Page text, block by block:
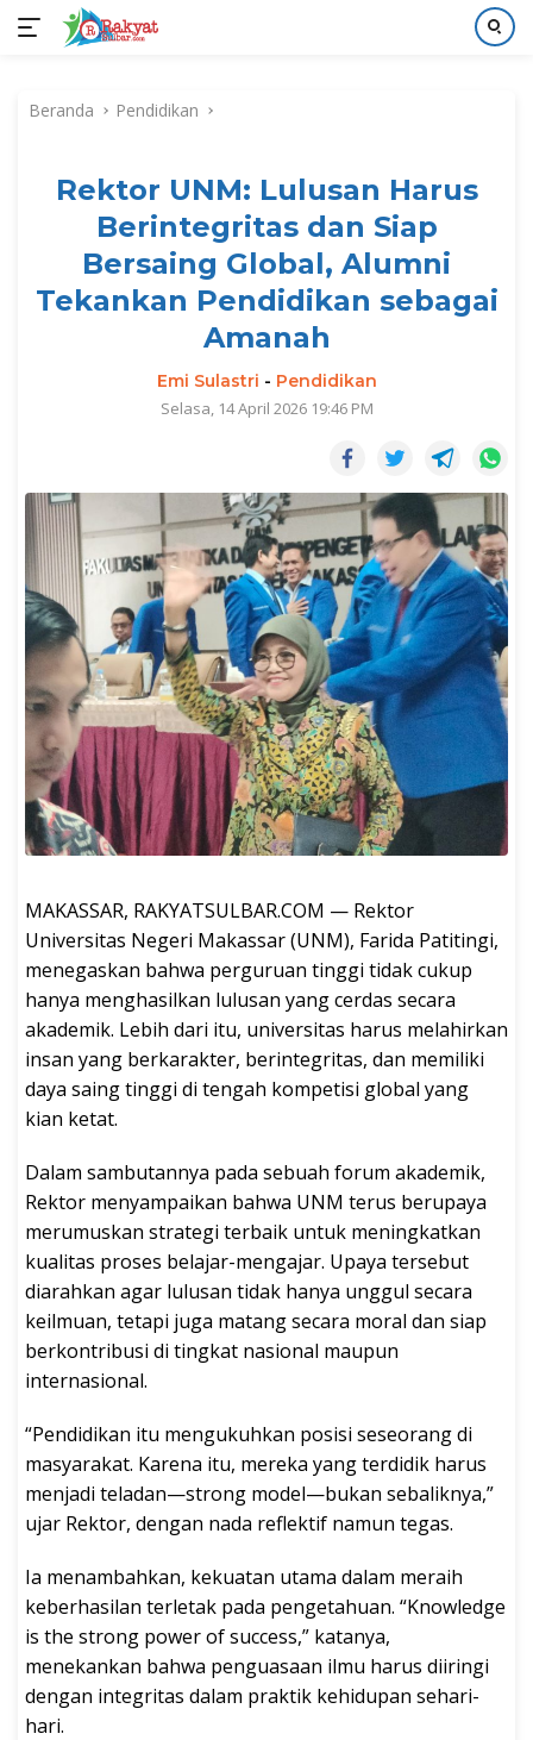
kontenBeranda Pendidikan
Rektor UNM: Lulusan Harus
Berintegritas dan Siap
Bersaing Global, Alumni
Tekankan Pendidikan sebagai
Amanah
Emi Sulastri - Pendidikan
Selasa, 14 April 2026 19:46 PM
MAKASSAR, RAKYATSULBAR.COM — Rektor
Universitas Negeri Makassar (UNM), Farida Patitingi,
menegaskan bahwa perguruan tinggi tidak cukup
hanya menghasilkan lulusan yang cerdas secara
akademik. Lebih dari itu, universitas harus melahirkan
insan yang berkarakter, berintegritas, dan memiliki
daya saing tinggi di tengah kompetisi global yang
kian ketat.
Dalam sambutannya pada sebuah forum akademik,
Rektor menyampaikan bahwa UNM terus berupaya
merumuskan strategi terbaik untuk meningkatkan
kualitas proses belajar-mengajar. Upaya tersebut
diarahkan agar lulusan tidak hanya unggul secara
keilmuan, tetapi juga matang secara moral dan siap
berkontribusi di tingkat nasional maupun
internasional.
“Pendidikan itu mengukuhkan posisi seseorang di
masyarakat. Karena itu, mereka yang terdidik harus
menjadi teladan—strong model—bukan sebaliknya,”
ujar Rektor, dengan nada reflektif namun tegas.
Ia menambahkan, kekuatan utama dalam meraih
keberhasilan terletak pada pengetahuan. “Knowledge
is the strong power of success,” katanya,
menekankan bahwa penguasaan ilmu harus diiringi
dengan integritas dalam praktik kehidupan sehari-
hari.